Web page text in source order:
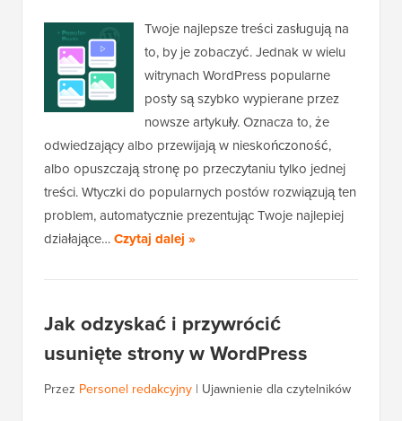
Twoje najlepsze treści zasługują na
to, by je zobaczyć. Jednak w wielu
witrynach WordPress popularne
posty są szybko wypierane przez
nowsze artykuły. Oznacza to, że
odwiedzający albo przewijają w nieskończoność,
albo opuszczają stronę po przeczytaniu tylko jednej
treści. Wtyczki do popularnych postów rozwiązują ten
problem, automatycznie prezentując Twoje najlepiej
działające…Czytaj dalej »
Jak odzyskać i przywrócić
usunięte strony w WordPress
Przez Personel redakcyjny | Ujawnienie dla czytelników